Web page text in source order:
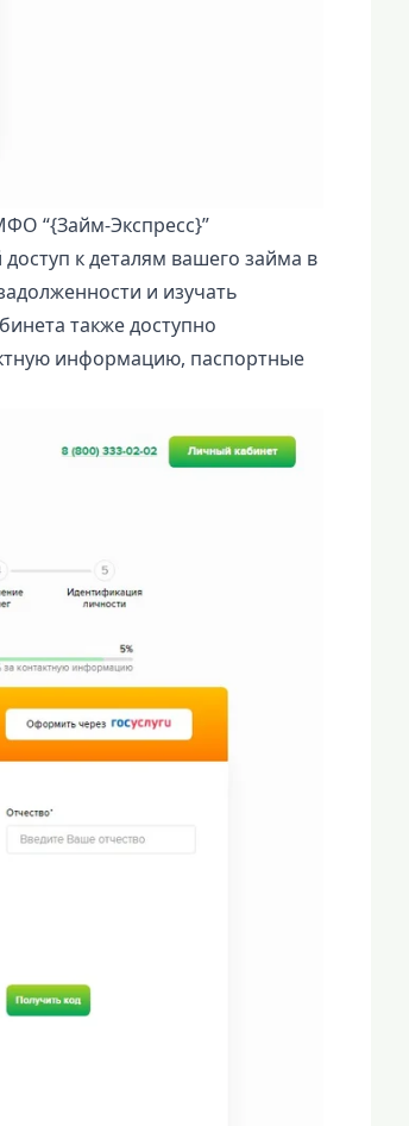
“{Займ-Экспресс}”
к деталям вашего займа в
и изучать
также доступно
информацию, паспортные